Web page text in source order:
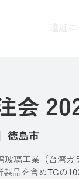
遠近に
会
徳島市
玻璃工業（台湾
製品を含めTGの